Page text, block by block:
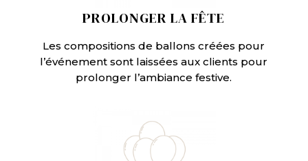
PROLONGER LA FÊTE
Les compositions de ballons créées pour
l’événement sont laissées aux clients pour
prolonger l’ambiance festive.